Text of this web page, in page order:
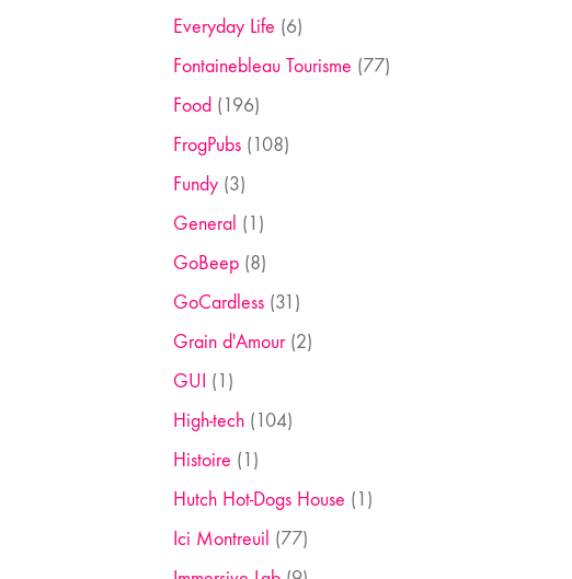
Everyday Life (6)
Fontainebleau Tourisme (77)
Food (196)
FrogPubs(108)
Fundy(3)
General (1)
GoBeep(8)
GoCardless(31)
Grain d'Amour(2)
GUI (1)
High-tech(104)
Histoire (1)
Hutch Hot-Dogs House (1)
Ici Montreuil (77)